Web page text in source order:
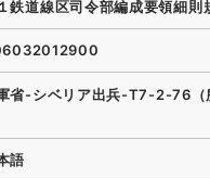
鉄道線区司令部編成要領細則
省-シベリア出兵-T7-2-76（
語